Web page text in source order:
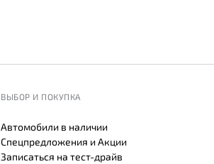
ВЫБОР И ПОКУПКА
Автомобили в наличии
Спецпредложения и Акции
Записаться на тест-драйв